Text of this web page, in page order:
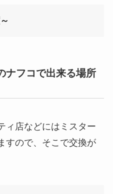
ナフコで出来る場所
ィ店などにはミスター
すので、そこで交換が